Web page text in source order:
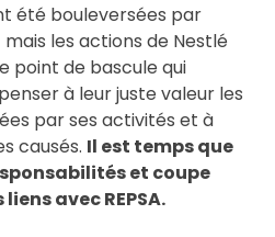
été bouleversées par
les actions de Nestlé
point de bascule qui
à leur juste valeur les
par ses activités et à
causés. Il est temps que
et coupe
avec REPSA.